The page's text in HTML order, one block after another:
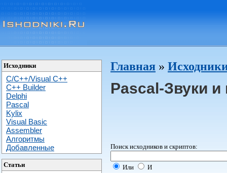
Исходники
C/C++/Visual C++
С++ Builder
Delphi
Pascal
Kylix
Visual Basic
Assembler
Алгоритмы
Добавленные
Статьи
Главная »
Pascal-Звуки
Поиск исходников и скриптов:
Или И